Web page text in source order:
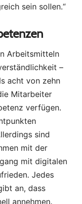
sein sollen.“
Arbeitsmitteln
–
acht von zehn
Mitarbeiter
verfügen.
sind
mit der
mit digitalen
Jedes
an, dass
annehmen.